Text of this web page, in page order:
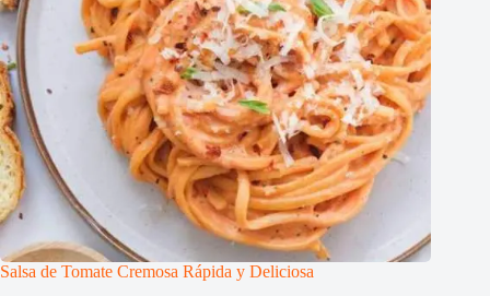
Salsa de Tomate Cremosa Rápida y Deliciosa